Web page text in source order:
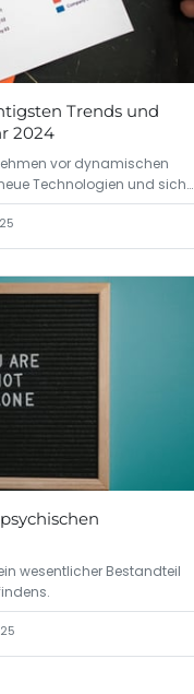
Trends und
2024
vor dynamischen
Technologien und sich…
wesentlicher Bestandteil